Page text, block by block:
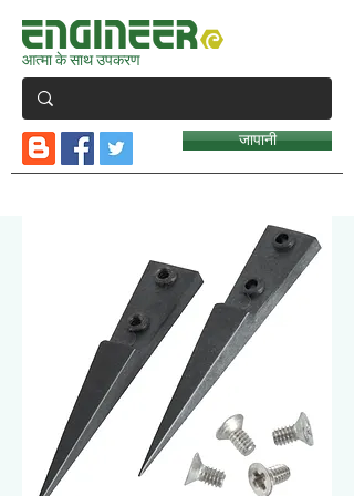
आत्मा के साथ उपकरण
जापानी